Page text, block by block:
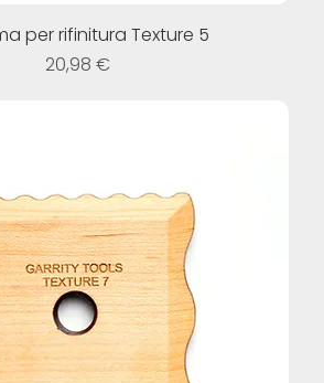
per rifinitura Texture 5
Prezzo
20,98 €